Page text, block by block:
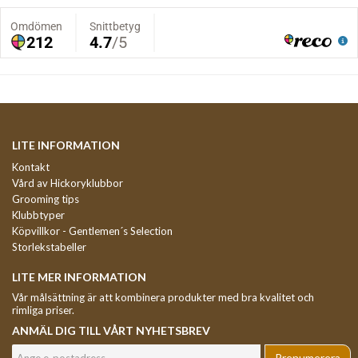
LITE INFORMATION
Kontakt
Vård av Hickoryklubbor
Grooming tips
Klubbtyper
Köpvillkor - Gentlemen´s Selection
Storlekstabeller
LITE MER INFORMATION
Vår målsättning är att kombinera produkter med bra kvalitet och
rimliga priser.
ANMÄL DIG TILL VÅRT NYHETSBREV